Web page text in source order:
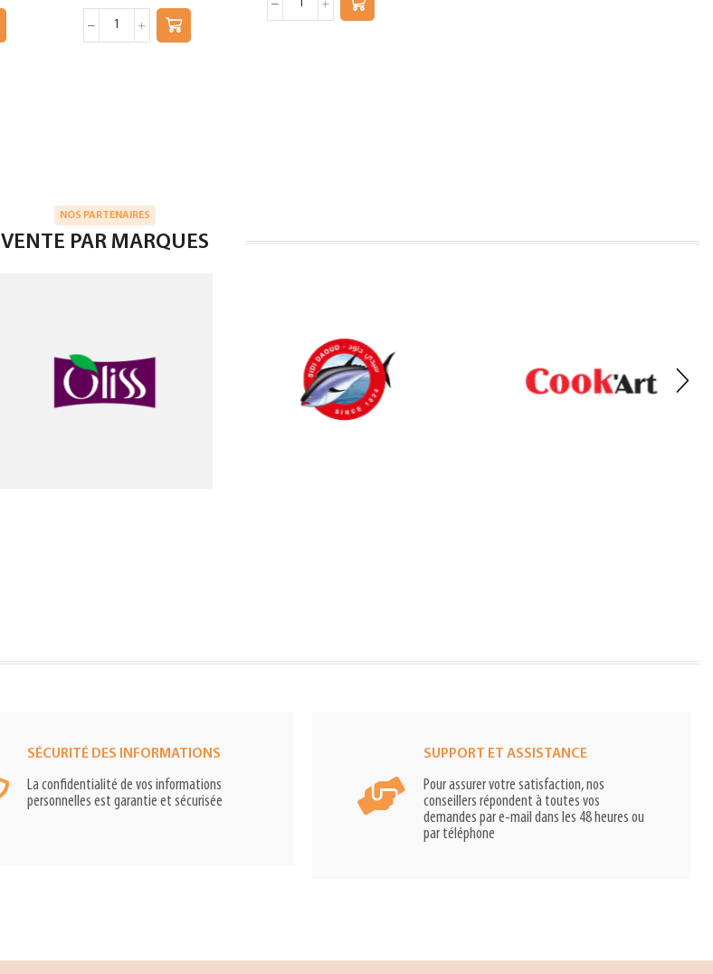
NOS PARTENAIRES
VENTE PAR MARQUES
SÉCURITÉ DES INFORMATIONS
La confidentialité de vos informations
personnelles est garantie et sécurisée
SUPPORT ET ASSISTANCE
Pour assurer votre satisfaction, nos
conseillers répondent à toutes vos
demandes par e-mail dans les 48 heures ou
par téléphone